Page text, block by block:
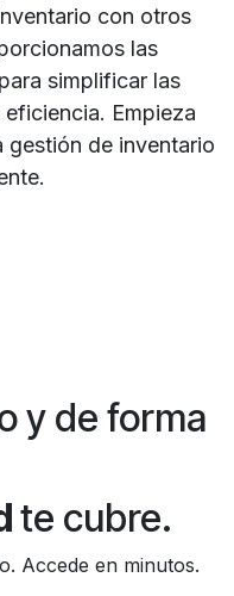
con otros
las
simplificar las
Empieza
gestión de inventario
y de forma
te cubre.
Accede en minutos.